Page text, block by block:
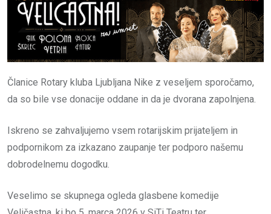
Članice Rotary kluba Ljubljana Nike z veseljem sporočamo,
da so bile vse donacije oddane in da je dvorana zapolnjena.
Iskreno se zahvaljujemo vsem rotarijskim prijateljem in
podpornikom za izkazano zaupanje ter podporo našemu
dobrodelnemu dogodku.
Veselimo se skupnega ogleda glasbene komedije